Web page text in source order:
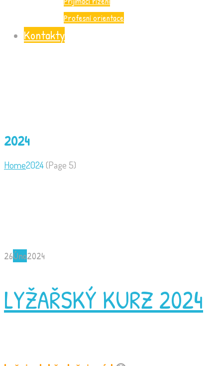
Profesní orientace
Kontakty
2024
Home2024 (Page 5)
26Úno2024
LYŽAŘSKÝ KURZ 2024